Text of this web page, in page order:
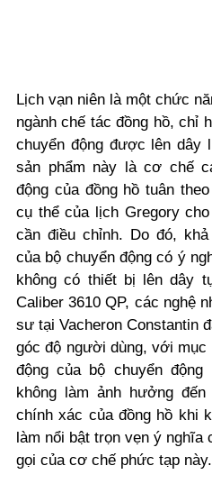
Lịch vạn niên là một chức
ngành chế tác đồng hồ, chỉ
chuyển động được lên dây
sản phẩm này là cơ chế
động của đồng hồ tuân
cụ thể của lịch Gregory
cần điều chỉnh. Do đó,
của bộ chuyển động có ý
không có thiết bị lên dây
Caliber 3610 QP, các nghệ
sư tại Vacheron Constantin
góc độ người dùng, với
động của bộ chuyển
không làm ảnh hưởng
chính xác của đồng hồ khi
làm nổi bật trọn vẹn ý nghĩa
gọi của cơ chế phức tạp này.